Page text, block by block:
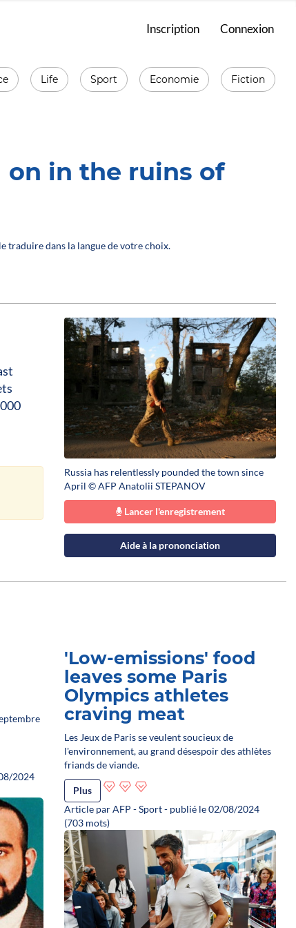
Inscription Connexion
Life Sport Economie Fiction
on in the ruins of
traduire dans la langue de votre choix.
Russia has relentlessly pounded the town since
April © AFP Anatolii STEPANOV
Lancer l'enregistrement
Aide à la prononciation
2024
'Low-emissions' food
leaves some Paris
Olympics athletes
craving meat
Les Jeux de Paris se veulent soucieux de
l'environnement, au grand désespoir des athlètes
friands de viande.
Plus
Article par AFP - Sport - publié le 02/08/2024
(703 mots)